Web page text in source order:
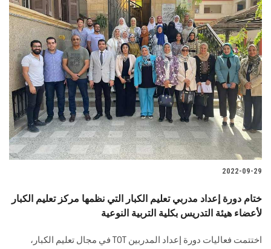
2022-09-29
ختام دورة إعداد مدربي تعليم الكبار التي نظمها مركز تعليم الكبار
لأعضاء هيئة التدريس بكلية التربية النوعية
اختتمت فعاليات دورة إعداد المدربين TOT في مجال تعليم الكبار،